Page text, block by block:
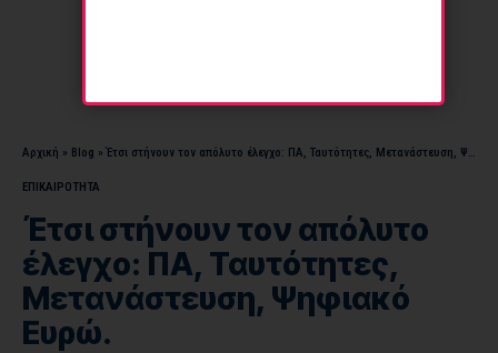
Αρχική » Blog »Έτσι στήνουν τον απόλυτο έλεγχο: ΠΑ, Ταυτότητες, Μετανάστευση, Ψηφιακό Ευρώ.
ΕΠΙΚΑΙΡΟΤΗΤΑ
Έτσι στήνουν τον απόλυτο
έλεγχο: ΠΑ, Ταυτότητες,
Μετανάστευση, Ψηφιακό
Ευρώ.